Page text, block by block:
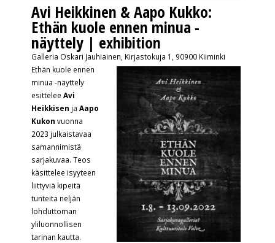
Avi Heikkinen & Aapo Kukko:
Ethän kuole ennen minua -
näyttely | exhibition
Galleria Oskari Jauhiainen, Kirjastokuja 1, 90900 Kiiminki
Ethän kuole ennen
minua -näyttely
esittelee Avi
Heikkisen ja Aapo
Kukon vuonna
2023 julkaistavaa
samannimistä
sarjakuvaa. Teos
käsittelee isyyteen
liittyviä kipeitä
tunteita neljän
lohduttoman
yliluonnollisen
tarinan kautta.